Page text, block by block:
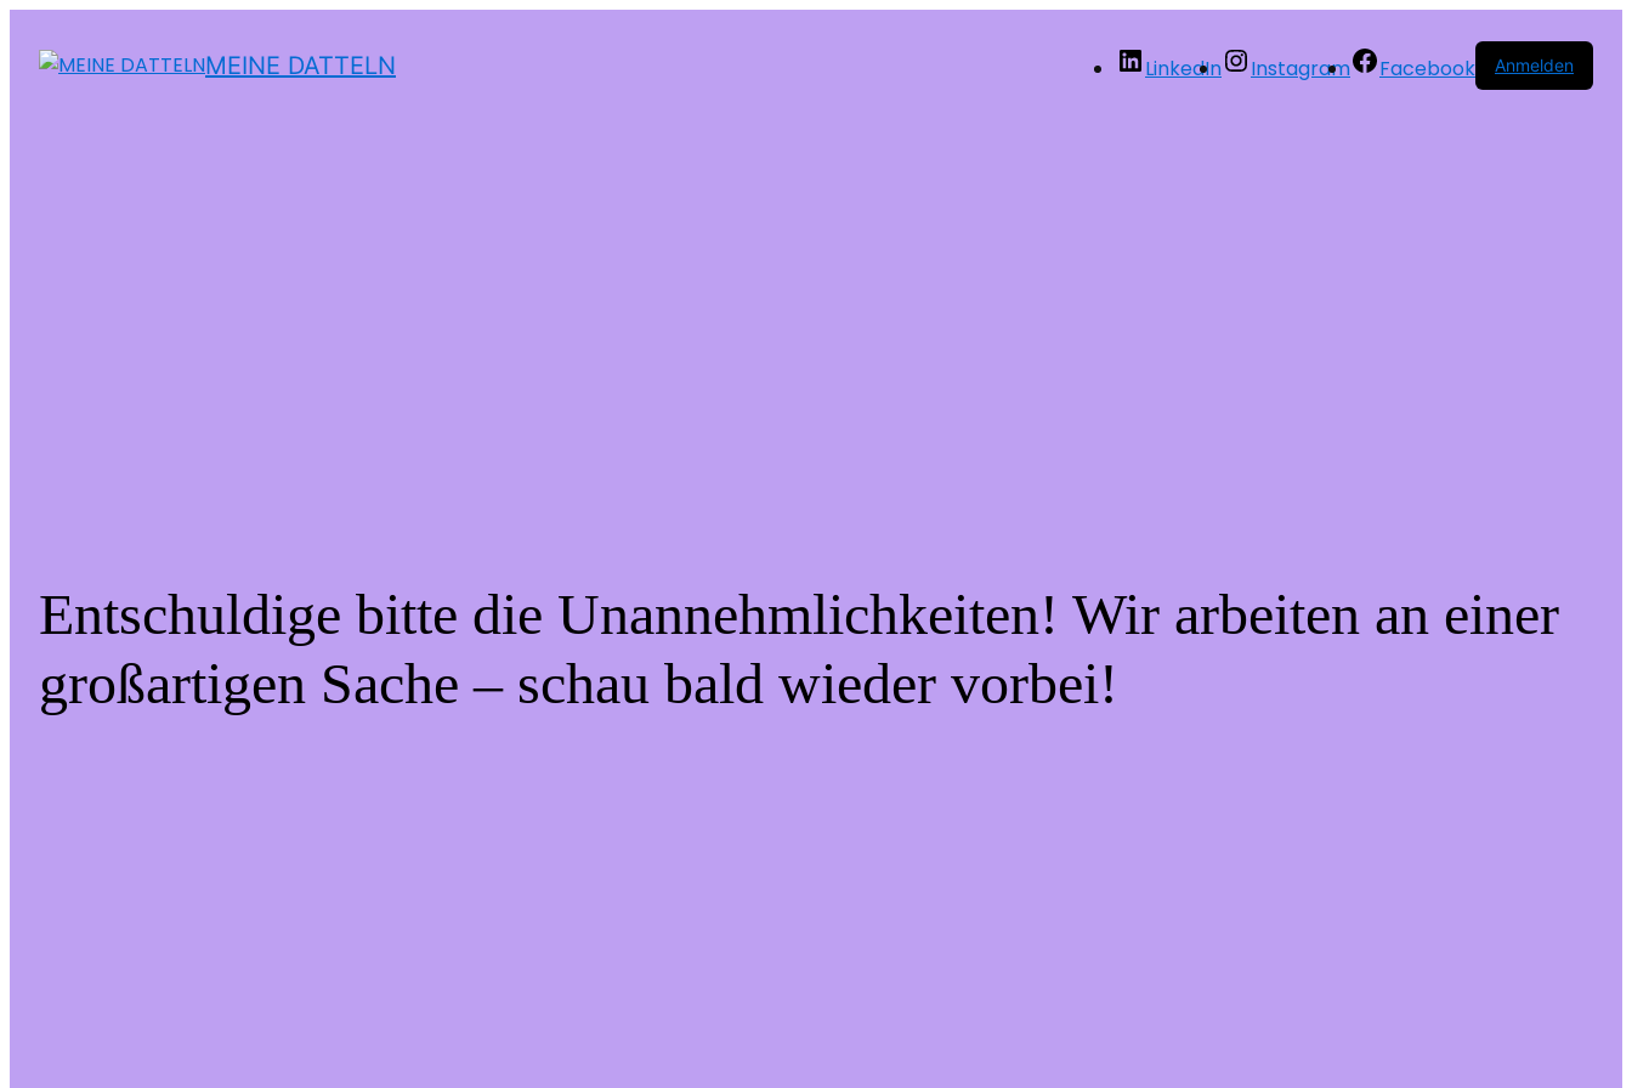
MEINE DATTELN LinkedIn Instagram Facebook Anmelden
Entschuldige bitte die Unannehmlichkeiten! Wir arbeiten an einer
großartigen Sache – schau bald wieder vorbei!